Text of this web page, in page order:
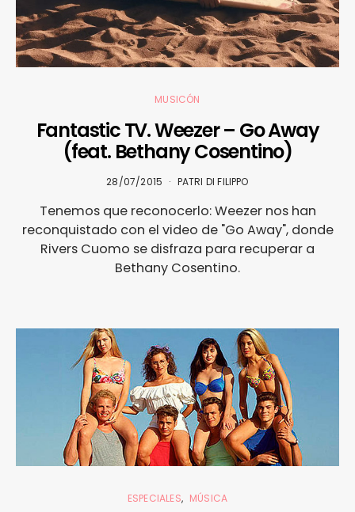
MUSICÓN
Fantastic TV. Weezer – Go Away
(feat. Bethany Cosentino)
28/07/2015 PATRI DI FILIPPO
Tenemos que reconocerlo: Weezer nos han
reconquistado con el video de "Go Away", donde
Rivers Cuomo se disfraza para recuperar a
Bethany Cosentino.
ESPECIALES MÚSICA